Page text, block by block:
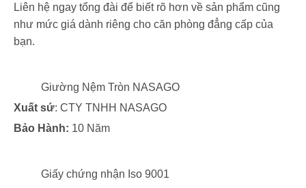
Liên hệ ngay tổng đài để biết rõ hơn về sản phẩm cũng
như mức giá dành riêng cho căn phòng đẳng cấp của
bạn.
Giường Nệm Tròn NASAGO
Xuất sứ: CTY TNHH NASAGO
Bảo Hành: 10 Năm
Giấy chứng nhận Iso 9001